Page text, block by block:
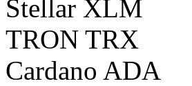
Stellar XLM
TRON TRX
Cardano ADA